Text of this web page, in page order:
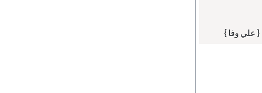
{ علي وفا }